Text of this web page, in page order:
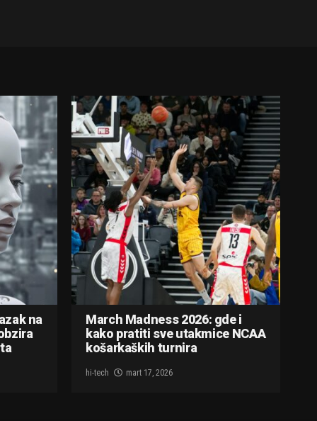
na March Madness 2026: gde i
kako pratiti sve utakmice NCAA
košarkaških turnira
hi-tech mart 17, 2026